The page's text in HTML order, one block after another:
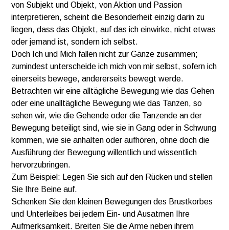
von Subjekt und Objekt, von Aktion und Passion
interpretieren, scheint die Besonderheit einzig darin zu
liegen, dass das Objekt, auf das ich einwirke, nicht etwas
oder jemand ist, sondern ich selbst.
Doch Ich und Mich fallen nicht zur Gänze zusammen;
zumindest unterscheide ich mich von mir selbst, sofern ich
einerseits bewege, andererseits bewegt werde.
Betrachten wir eine alltägliche Bewegung wie das Gehen
oder eine unalltägliche Bewegung wie das Tanzen, so
sehen wir, wie die Gehende oder die Tanzende an der
Bewegung beteiligt sind, wie sie in Gang oder in Schwung
kommen, wie sie anhalten oder aufhören, ohne doch die
Ausführung der Bewegung willentlich und wissentlich
hervorzubringen.
Zum Beispiel: Legen Sie sich auf den Rücken und stellen
Sie Ihre Beine auf.
Schenken Sie den kleinen Bewegungen des Brustkorbes
und Unterleibes bei jedem Ein- und Ausatmen Ihre
Aufmerksamkeit. Breiten Sie die Arme neben ihrem